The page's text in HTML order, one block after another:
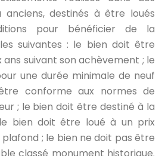
anciens, destinés à être loués
pour bénéficier de la
suivantes : le bien doit être
suivant son achèvement ; le
une durée minimale de neuf
conforme aux normes de
; le bien doit être destiné à la
bien doit être loué à un prix
; le bien ne doit pas être